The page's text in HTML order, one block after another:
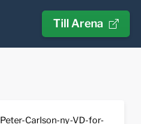
Till Arena
Peter-Carlson-ny-VD-for-